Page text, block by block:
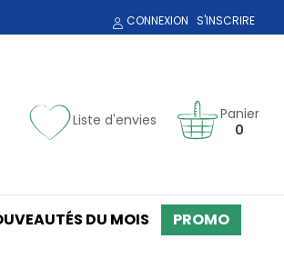
CONNEXION S'INSCRIRE
Liste d'envies
Panier
0
DU MOIS PROMO